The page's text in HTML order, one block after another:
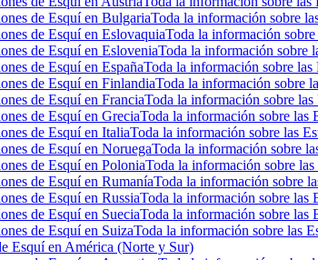
de Esquí en BulgariaToda la información sobre
de Esquí en EslovaquiaToda la información
de Esquí en EsloveniaToda la información sobre
de Esquí en EspañaToda la información sobre las
de Esquí en FinlandiaToda la información sobre
de Esquí en FranciaToda la información sobre
de Esquí en GreciaToda la información sobre las
de Esquí en ItaliaToda la información sobre las
de Esquí en NoruegaToda la información sobre
de Esquí en PoloniaToda la información sobre
de Esquí en RumaníaToda la información sobre
de Esquí en RussiaToda la información sobre las
de Esquí en SueciaToda la información sobre las
de Esquí en SuizaToda la información sobre las
Esquí en América (Norte y Sur)